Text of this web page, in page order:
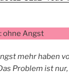
ohne Angst
mehr haben
Problem ist nur,